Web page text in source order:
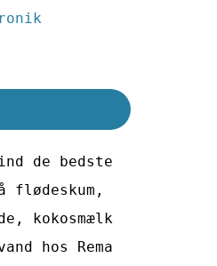
de bedste
flødeskum,
kokosmælk
hos Rema